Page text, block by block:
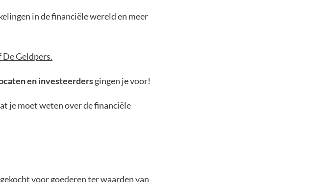
in de financiële wereld en meer
Geldpers.
en investeerdersgingen je voor!
je moet weten over de financiële
voor goederen ter waarden van